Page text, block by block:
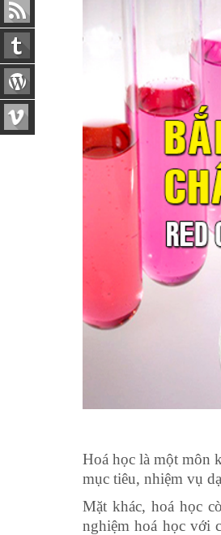
Hoá học là một môn
mục tiêu, nhiệm vụ
Mặt khác, hoá học
nghiệm hoá học với